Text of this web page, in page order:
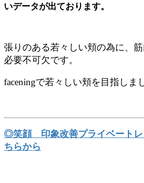
いデータが出ております。
張りのある若々しい頬の為に、
必要不可欠です。
faceningで若々しい頬を目指しま
◎笑顔 印象改善プライベートレ
ちらから